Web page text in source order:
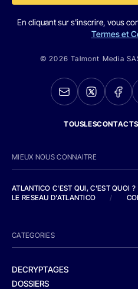
En cliquant sur s'inscrire, vous
Termes et
© 2026 Talmont Media
MIEUX NOUS CONNAITRE
ATLANTICO C'EST QUI, C'EST QUOI ?
LE RESEAU D'ATLANTICO
/
CATEGORIES
DECRYPTAGES
DOSSIERS